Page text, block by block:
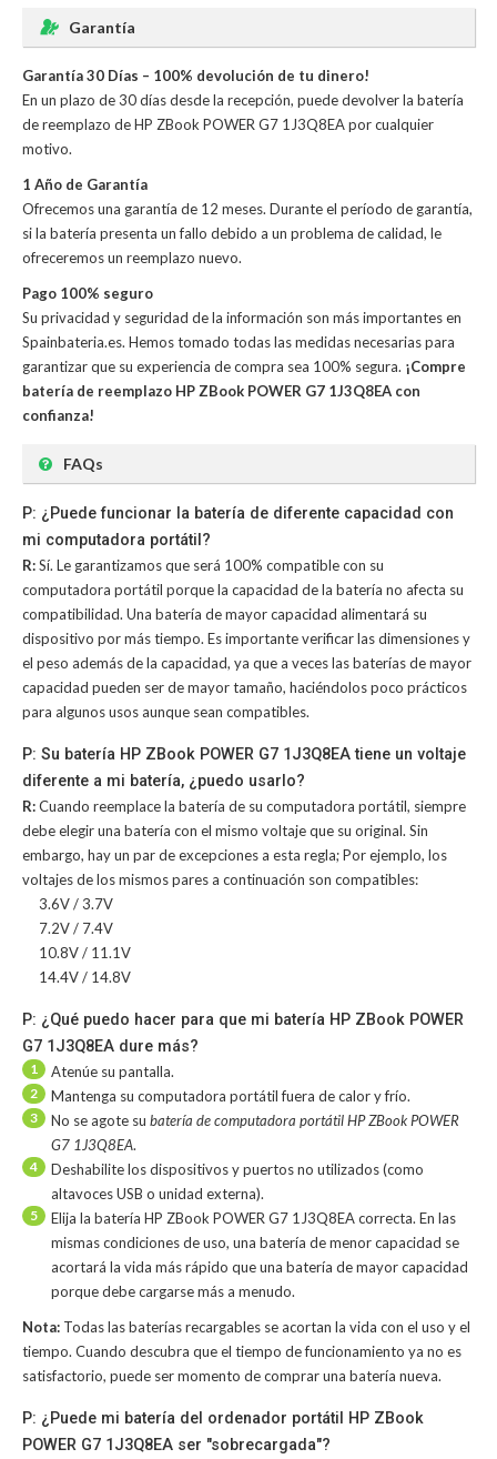
Garantía
Garantía 30 Días – 100% devolución de tu dinero!
En un plazo de 30 días desde la recepción, puede devolver la batería
de reemplazo de HP ZBook POWER G7 1J3Q8EApor cualquier
motivo.
1 Año de Garantía
Ofrecemos una garantía de 12 meses. Durante el período de garantía,
si la batería presenta un fallo debido a un problema de calidad, le
ofreceremos un reemplazo nuevo.
Pago 100% seguro
Su privacidad y seguridad de la información son más importantes en
Spainbateria.es. Hemos tomado todas las medidas necesarias para
garantizar que su experiencia de compra sea 100% segura. ¡Compre
batería de reemplazo HP ZBook POWER G7 1J3Q8EA con
confianza!
FAQs
P: ¿Puede funcionar la batería de diferente capacidad con
mi computadora portátil?
R:Sí. Le garantizamos que será 100% compatible con su
computadora portátil porque la capacidad de la batería no afecta su
compatibilidad. Una batería de mayor capacidad alimentará su
dispositivo por más tiempo. Es importante verificar las dimensiones y
el peso además de la capacidad, ya que a veces las baterías de mayor
capacidad pueden ser de mayor tamaño, haciéndolos poco prácticos
para algunos usos aunque sean compatibles.
P: Su batería HP ZBook POWER G7 1J3Q8EA tiene un voltaje
diferente a mi batería, ¿puedo usarlo?
R:Cuando reemplace la batería de su computadora portátil, siempre
debe elegir una batería con el mismo voltaje que su original. Sin
embargo, hay un par de excepciones a esta regla; Por ejemplo, los
voltajes de los mismos pares a continuación son compatibles:
3.6V / 3.7V
7.2V / 7.4V
10.8V / 11.1V
14.4V / 14.8V
P: ¿Qué puedo hacer para que mi batería HP ZBook POWER
G7 1J3Q8EA dure más?
1 Atenúe su pantalla.
2 Mantenga su computadora portátil fuera de calor y frío.
3 No se agote su batería de computadora portátil HP ZBook POWER
G7 1J3Q8EA.
4
Deshabilite los dispositivos y puertos no utilizados (como
altavoces USB o unidad externa).
5
Elija la batería HP ZBook POWER G7 1J3Q8EA correcta. En las
mismas condiciones de uso, una batería de menor capacidad se
acortará la vida más rápido que una batería de mayor capacidad
porque debe cargarse más a menudo.
Nota: Todas las baterías recargables se acortan la vida con el uso y el
tiempo. Cuando descubra que el tiempo de funcionamiento ya no es
satisfactorio, puede ser momento de comprar una batería nueva.
P: ¿Puede mi batería del ordenador portátil HP ZBook
POWER G7 1J3Q8EA ser "sobrecargada"?